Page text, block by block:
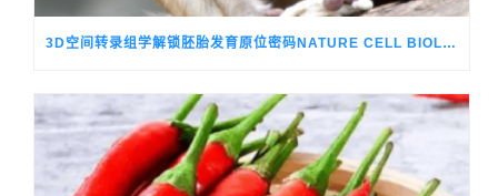
3D空间转录组学解锁胚胎发育原位密码NATURE CELL BIOLOGY